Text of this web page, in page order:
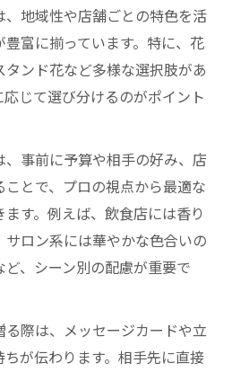
地域性や店舗ごとの特色を活
富に揃っています。特に、花
ンド花など多様な選択肢があ
じて選び分けるのがポイント
事前に予算や相手の好み、店
とで、プロの視点から最適な
す。例えば、飲食店には香り
ロン系には華やかな色合いの
、シーン別の配慮が重要で
る際は、メッセージカードや立
が伝わります。相手先に直接